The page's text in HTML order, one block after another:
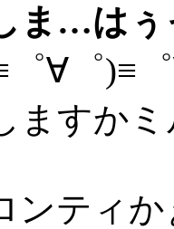
ま…はぅ
゜∀゜)≡
ますか
ンティ